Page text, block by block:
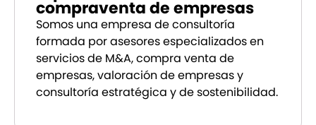
compraventa de empresas
Somos una empresa de consultoría
formada por asesores especializados en
servicios de M&A, compra venta de
empresas, valoración de empresas y
consultoría estratégica y de sostenibilidad.